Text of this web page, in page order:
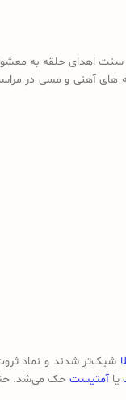
سنت اهدای حلقه به
آهنی و مسی در مراسم
شیک‌تر شدند و نماد
یا آمتیست حک می‌شد.